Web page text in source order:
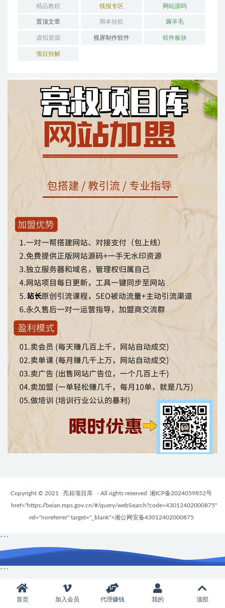
精品教程 线报专区 网站源码
置顶文章 脚本挂机 薅羊毛
虚拟资源 视屏制作软件 软件板块
项目拆解
Copyright © 2021 亮叔项目库 - All rights reserved 湘ICP备2024059852号
href="https://beian.mps.gov.cn/#/query/webSearch?code=43012402000875"
rel="noreferrer" target="_blank">湘公网安备43012402000875
首页 加入会员 代理赚钱 我的 顶部
```
```